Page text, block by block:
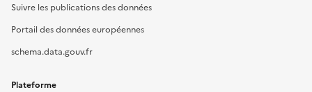
Suivre les publications des données
Portail des données européennes
schema.data.gouv.fr
Plateforme